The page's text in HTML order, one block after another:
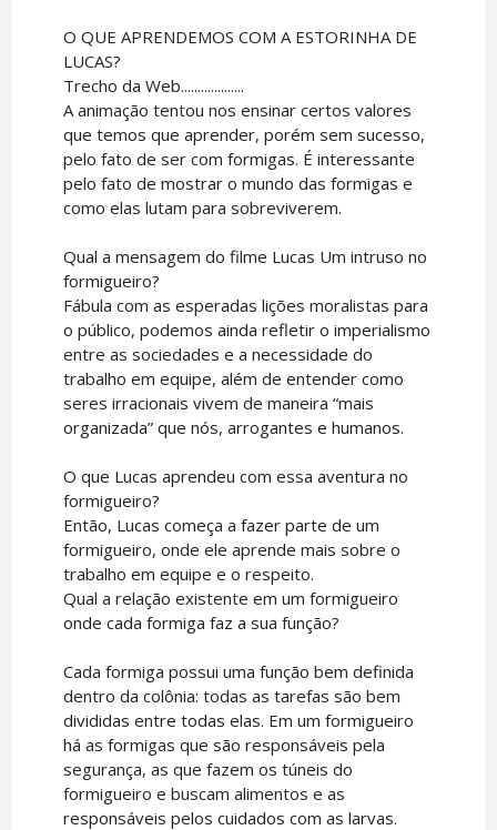
O QUE APRENDEMOS COM A ESTORINHA DE
LUCAS?
Trecho da Web...................
A animação tentou nos ensinar certos valores
que temos que aprender, porém sem sucesso,
pelo fato de ser com formigas. É interessante
pelo fato de mostrar o mundo das formigas e
como elas lutam para sobreviverem.
Qual a mensagem do filme Lucas Um intruso no
formigueiro?
Fábula com as esperadas lições moralistas para
o público, podemos ainda refletir o imperialismo
entre as sociedades e a necessidade do
trabalho em equipe, além de entender como
seres irracionais vivem de maneira “mais
organizada” que nós, arrogantes e humanos.
O que Lucas aprendeu com essa aventura no
formigueiro?
Então, Lucas começa a fazer parte de um
formigueiro, onde ele aprende mais sobre o
trabalho em equipe e o respeito.
Qual a relação existente em um formigueiro
onde cada formiga faz a sua função?
Cada formiga possui uma função bem definida
dentro da colônia: todas as tarefas são bem
divididas entre todas elas. Em um formigueiro
há as formigas que são responsáveis pela
segurança, as que fazem os túneis do
formigueiro e buscam alimentos e as
responsáveis pelos cuidados com as larvas.